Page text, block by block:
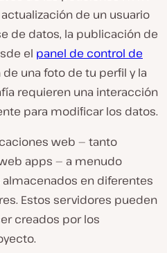
de un usuario
de datos, la publicación de
el panel de control de
una foto de tu perfil y la
requieren una interacción
para modificar los datos.
web — tanto
apps — a menudo
en diferentes
Estos servidores pueden
creados por los